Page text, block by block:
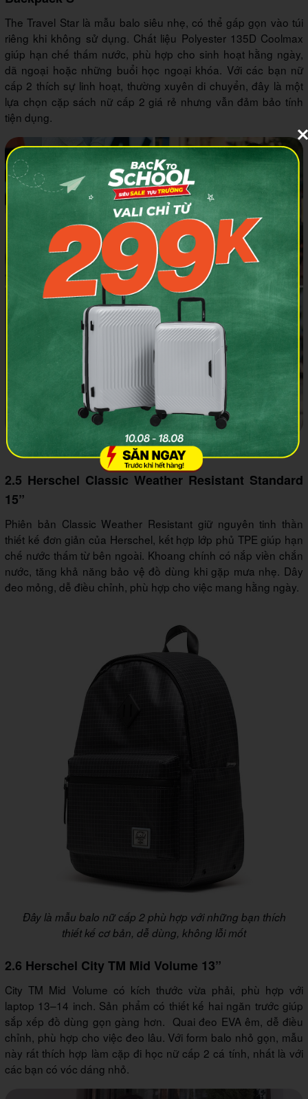
The Travel Star là mẫu balo siêu nhẹ, có thể gấp gọn vào túi
riêng khi không sử dụng. Chất liệu Polyester 135D Coolmax
giúp hạn chế thấm nước, phù hợp cho sinh hoạt hằng ngày,
dã ngoại hoặc những buổi học ngoại khóa. Với các bạn nữ
cấp 2 thích sự linh hoạt, thường xuyên di chuyển, đây là một
lựa chọn cặp sách nữ cấp 2 giá rẻ nhưng vẫn đảm bảo tính
tiện dụng.
Khóa kéo êm, thao tác nhanh
2.5 Herschel Classic Weather Resistant Standard
15”
Phiên bản Classic Weather Resistant giữ nguyên tinh thần
thiết kế đơn giản của Herschel, kết hợp lớp phủ TPE giúp hạn
chế nước thấm từ bên ngoài. Khoang chính có nắp viền chắn
nước, tăng khả năng bảo vệ đồ dùng khi gặp mưa nhẹ. Dây
đeo mỏng, dễ điều chỉnh, phù hợp cho việc mang hằng ngày.
Đây là mẫu balo nữ cấp 2 phù hợp với những bạn thích
thiết kế cơ bản, dễ dùng, không lỗi mốt
2.6 Herschel City TM Mid Volume 13”
City TM Mid Volume có kích thước vừa phải, phù hợp với
laptop 13–14 inch. Sản phẩm có thiết kế hai ngăn trước giúp
sắp xếp đồ dùng gọn gàng hơn. Quai đeo EVA êm, dễ điều
chỉnh, phù hợp cho việc đeo lâu. Với form balo nhỏ gọn, mẫu
này rất thích hợp làm cặp đi học nữ cấp 2 cá tính, nhất là với
các bạn có vóc dáng nhỏ.